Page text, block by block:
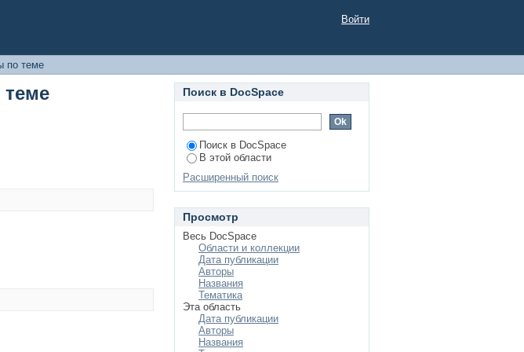
Войти
по теме
Поиск в DocSpace
Поиск в DocSpace
В этой области
Расширенный поиск
Просмотр
Весь DocSpace
Области и коллекции
Дата публикации
Авторы
Названия
Тематика
Эта область
Дата публикации
Авторы
Названия